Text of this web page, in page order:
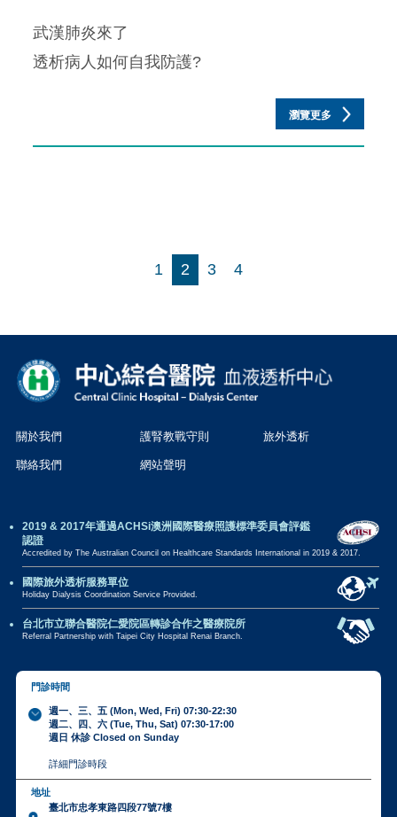
武漢肺炎來了
透析病人如何自我防護?
瀏覽更多
1 2 3 4
關於我們 護腎教戰守則 旅外透析
聯絡我們 網站聲明
2019 & 2017年通過ACHSi澳洲國際醫療照護標準委員會評鑑
認證
Accredited by The Australian Council on Healthcare Standards International in 2019 & 2017.
國際旅外透析服務單位
Holiday Dialysis Coordination Service Provided.
台北市立聯合醫院仁愛院區轉診合作之醫療院所
Referral Partnership with Taipei City Hospital Renai Branch.
門診時間
週一、三、五 (Mon, Wed, Fri) 07:30-22:30
週二、四、六 (Tue, Thu, Sat) 07:30-17:00
週日 休診 Closed on Sunday
詳細門診時段
地址
臺北市忠孝東路四段77號7樓